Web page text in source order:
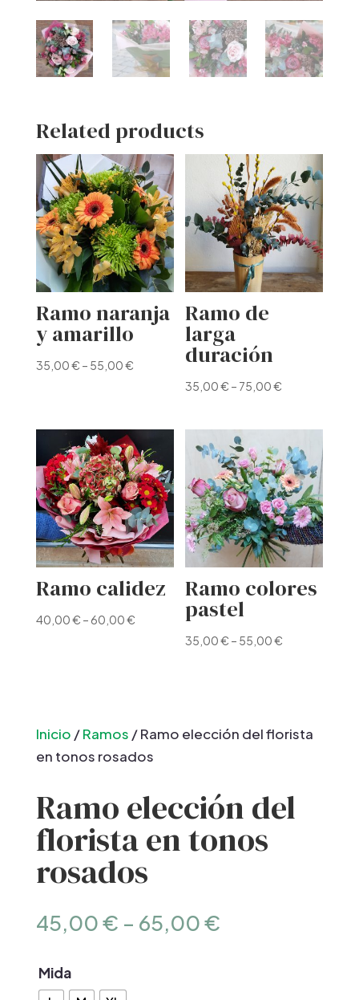
Related products
Ramo naranja
y amarillo
35,00€ – 55,00€
Ramo de
larga
duración
35,00€ – 75,00€
Ramo calidez
40,00€ – 60,00€
Ramo colores
pastel
35,00€ – 55,00€
Inicio /Ramos / Ramo elección del florista
en tonos rosados
Ramo elección del
florista en tonos
rosados
45,00€ – 65,00€
Mida